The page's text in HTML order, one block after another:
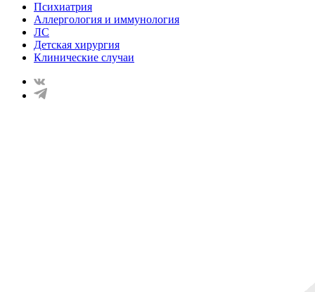
Психиатрия
Аллергология и иммунология
ЛС
Детская хирургия
Клинические случаи